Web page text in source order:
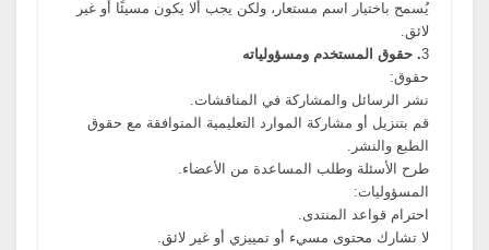
يُسمح باختيار اسم مستعار، ولكن يجب ألا يكون مسيئًا أو غير
لائق.
3. حقوق المستخدم ومسؤولياته
حقوق:
نشر الرسائل والمشاركة في المناقشات.
قم بتنزيل أو مشاركة الموارد التعليمية المتوافقة مع حقوق
الطبع والنشر.
طرح الأسئلة وطلب المساعدة من الأعضاء.
المسؤوليات:
احترام قواعد المنتدى.
لا تشارك محتوى مسيء أو تمييزي أو غير لائق.